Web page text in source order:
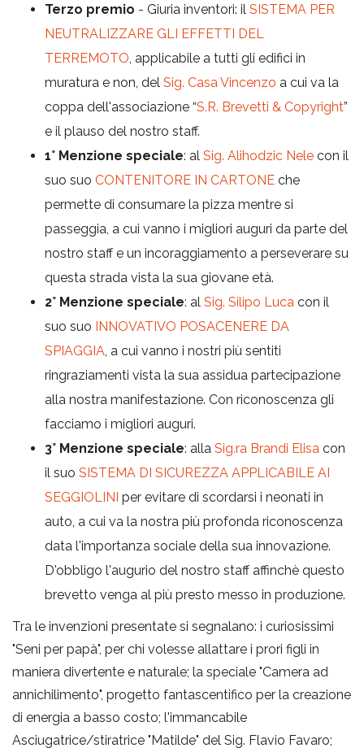
Terzo premio - Giuria inventori: il SISTEMA PER
NEUTRALIZZARE GLI EFFETTI DEL
TERREMOTO , applicabile a tutti gli edifici in
muratura e non, del Sig. Casa Vincenzo a cui va la
coppa dell'associazione “S.R. Brevetti & Copyright”
e il plauso del nostro staff.
1° Menzione speciale: al Sig. Alihodzic Nele con il
suo suo CONTENITORE IN CARTONE che
permette di consumare la pizza mentre si
passeggia, a cui vanno i migliori auguri da parte del
nostro staff e un incoraggiamento a perseverare su
questa strada vista la sua giovane età.
2° Menzione speciale: al Sig. Silipo Luca con il
suo suo INNOVATIVO POSACENERE DA
SPIAGGIA , a cui vanno i nostri più sentiti
ringraziamenti vista la sua assidua partecipazione
alla nostra manifestazione. Con riconoscenza gli
facciamo i migliori auguri.
3° Menzione speciale: alla Sig.ra Brandi Elisa con
il suo SISTEMA DI SICUREZZA APPLICABILE AI
SEGGIOLINI per evitare di scordarsi i neonati in
auto, a cui va la nostra più profonda riconoscenza
data l'importanza sociale della sua innovazione.
D'obbligo l'augurio del nostro staff affinchè questo
brevetto venga al più presto messo in produzione.
Tra le invenzioni presentate si segnalano: i curiosissimi
"Seni per papà", per chi volesse allattare i prori figli in
maniera divertente e naturale; la speciale "Camera ad
annichilimento", progetto fantascentifico per la creazione
di energia a basso costo; l'immancabile
Asciugatrice/stiratrice "Matilde" del Sig. Flavio Favaro;